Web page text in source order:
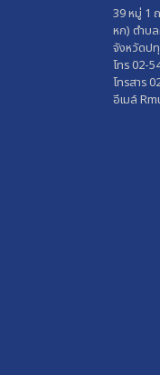
39 หมู่ 1
หก) ตำบ
จังหวัดป
โทร 02-
โทรสาร
อีเมล์